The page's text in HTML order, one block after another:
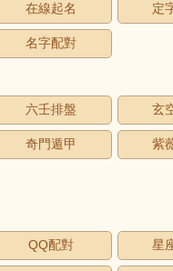
在線起名 定
名字配對
六壬排盤 玄
奇門遁甲 紫
QQ配對 星